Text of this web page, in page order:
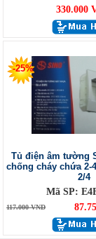
330.000
-25%
Tủ điện âm tường
chống cháy chứa 2-
2/4
Mã SP:
117.000 VND